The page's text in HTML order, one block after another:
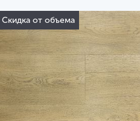
Скидка от объема